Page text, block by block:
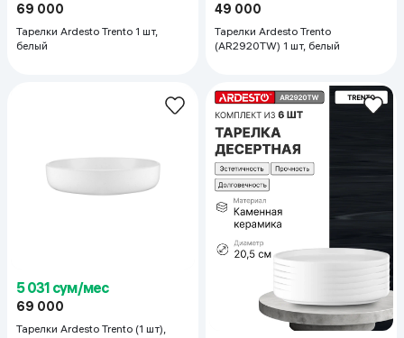
69 000
Тарелки Ardesto Trento 1 шт,
белый
49 000
Тарелки Ardesto Trento
(AR2920TW) 1 шт, белый
5 031 сум/мес
69 000
Тарелки Ardesto Trento (1 шт),